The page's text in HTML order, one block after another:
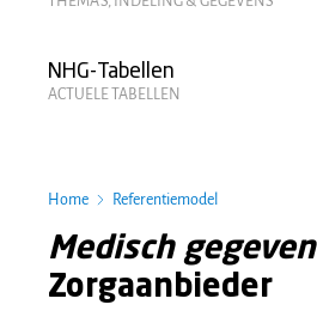
NHG-Tabellen
ACTUELE TABELLEN
Home Referentiemodel
Medisch gegeven
Zorgaanbieder